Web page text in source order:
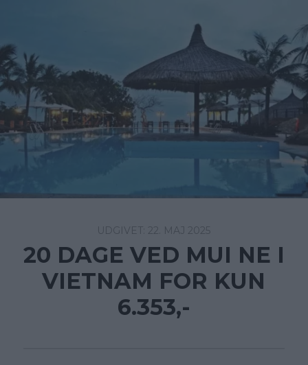
22. MAJ 2025
20 DAGE VED MUI NE I
VIETNAM FOR KUN
6.353,-